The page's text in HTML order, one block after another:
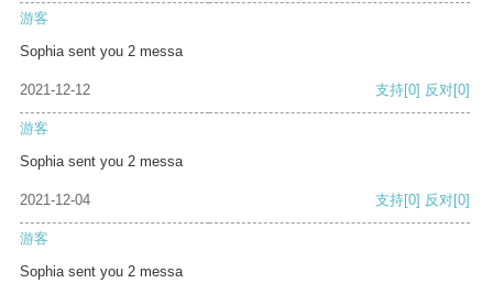
游客
Sophia sent you 2 messa
2021-12-12 支持[0] 反对[0]
游客
Sophia sent you 2 messa
2021-12-04 支持[0] 反对[0]
游客
Sophia sent you 2 messa